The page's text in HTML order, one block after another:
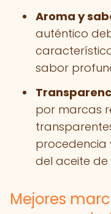
Aroma y
auténtico
sabor
por marcas
procedencia
del aceite de
Mejores